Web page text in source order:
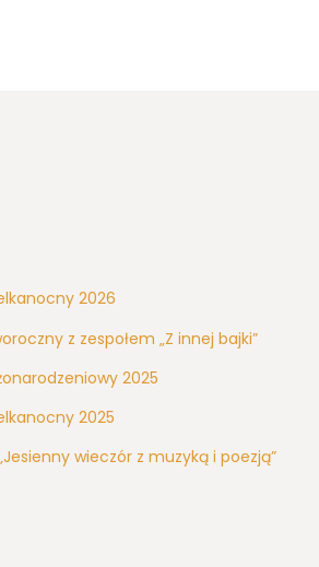
2026
z zespołem „Z innej bajki”
2025
2025
wieczór z muzyką i poezją”